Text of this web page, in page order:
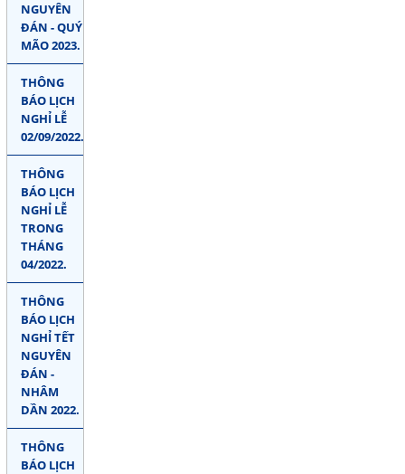
NGUYÊN
ĐÁN - QUÝ
MÃO 2023.
THÔNG
BÁO LỊCH
NGHỈ LỄ
02/09/2022.
THÔNG
BÁO LỊCH
NGHỈ LỄ
TRONG
THÁNG
04/2022.
THÔNG
BÁO LỊCH
NGHỈ TẾT
NGUYÊN
ĐÁN -
NHÂM
DẦN 2022.
THÔNG
BÁO LỊCH